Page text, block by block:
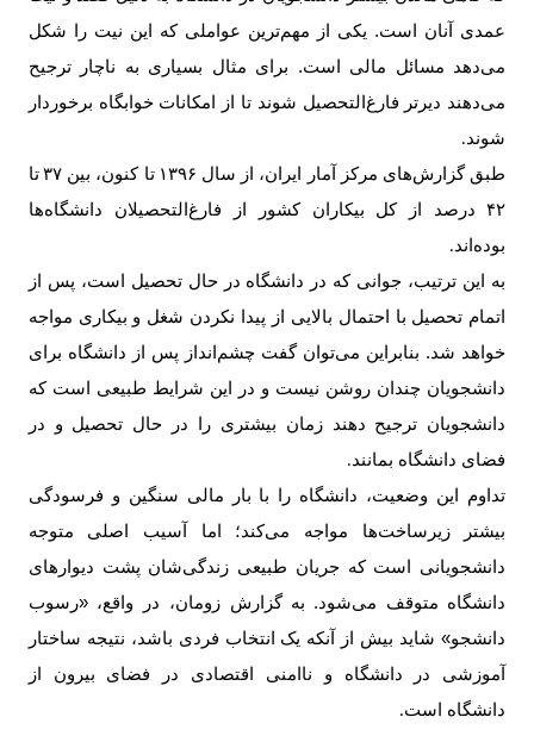
عمدی آنان است. یکی از مهم‌ترین عواملی که این نیت را شکل
می‌دهد مسائل مالی است. برای مثال بسیاری به ناچار ترجیح
می‌دهند دیرتر فارغ‌التحصیل شوند تا از امکانات خوابگاه برخوردار
شوند.
طبق گزارش‌های مرکز آمار ایران، از سال‌ ۱۳۹۶ تا کنون، بین۳۷ تا
۴۲
درصد از کل بیکاران کشور از فارغ‌التحصیلان دانشگاه‌ها
بوده‌اند.
به این ترتیب، جوانی که در دانشگاه در حال تحصیل است، پس از
اتمام تحصیل با احتمال بالایی از پیدا نکردن شغل و بیکاری مواجه
خواهد شد. بنابراین می‌توان گفت چشم‌انداز پس از دانشگاه برای
دانشجویان چندان روشن نیست و در این شرایط طبیعی است که
دانشجویان ترجیح دهند زمان بیشتری را در حال تحصیل و در
فضای دانشگاه بمانند.
تداوم این وضعیت، دانشگاه را با بار مالی سنگین و فرسودگی
بیشتر زیرساخت‌ها مواجه می‌کند؛ اما آسیب اصلی متوجه
دانشجویانی است که جریان طبیعی زندگی‌شان پشت دیوارهای
دانشگاه متوقف می‌شود. به گزارش زومان، در واقع، «رسوب
دانشجو» شاید بیش از آنکه یک انتخاب فردی باشد، نتیجه ساختار
آموزشی در دانشگاه و ناامنی اقتصادی در فضای بیرون از
دانشگاه است.